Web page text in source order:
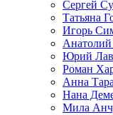
Сергей
Татьяна
Игорь
Юрий
Роман
Анна
Нана
Мила